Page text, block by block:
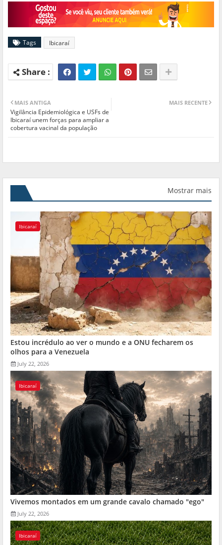
Tags Ibicaraí
MAIS RECENTE
MAIS ANTIGA
Vigilância Epidemiológica e USFs de
Ibicaraí unem forças para ampliar a
cobertura vacinal da população
Mostrar mais
Ibicaraí
Estou incrédulo ao ver o mundo e a ONU fecharem os
olhos para a Venezuela
July 22, 2026
Ibicaraí
Vivemos montados em um grande cavalo chamado "ego"
July 22, 2026
Ibicaraí